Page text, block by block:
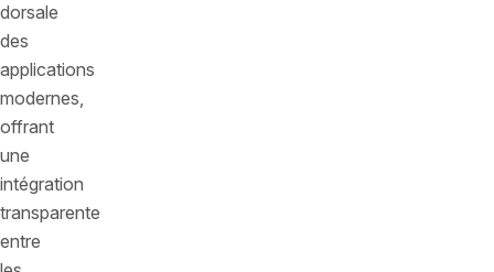
dorsale
des
applications
modernes,
offrant
une
intégration
transparente
entre